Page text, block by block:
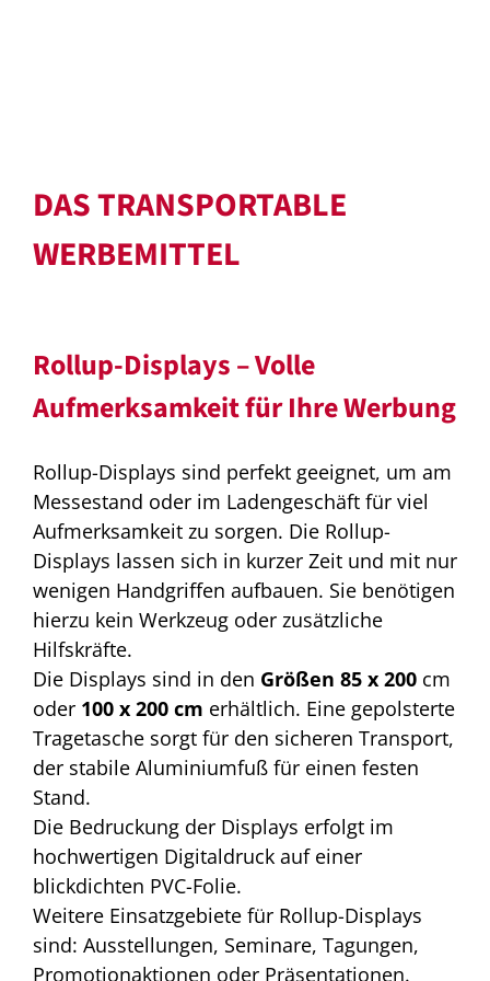
DAS TRANSPORTABLE
WERBEMITTEL
Rollup-Displays – Volle
Aufmerksamkeit für Ihre Werbung
Rollup-Displays sind perfekt geeignet, um am
Messestand oder im Ladengeschäft für viel
Aufmerksamkeit zu sorgen. Die Rollup-
Displays lassen sich in kurzer Zeit und mit nur
wenigen Handgriffen aufbauen. Sie benötigen
hierzu kein Werkzeug oder zusätzliche
Hilfskräfte.
Die Displays sind in den Größen 85 x 200 cm
oder 100 x 200 cm erhältlich. Eine gepolsterte
Tragetasche sorgt für den sicheren Transport,
der stabile Aluminiumfuß für einen festen
Stand.
Die Bedruckung der Displays erfolgt im
hochwertigen Digitaldruck auf einer
blickdichten PVC-Folie.
Weitere Einsatzgebiete für Rollup-Displays
sind: Ausstellungen, Seminare, Tagungen,
Promotionaktionen oder Präsentationen.